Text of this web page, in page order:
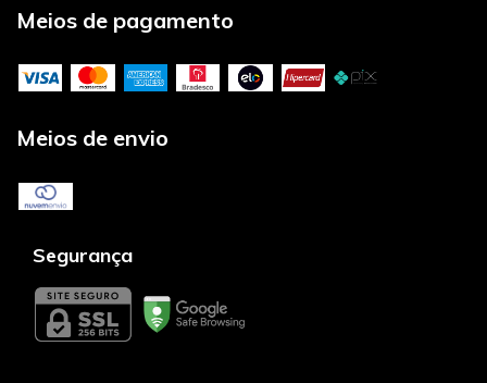
Meios de pagamento
Meios de envio
Segurança